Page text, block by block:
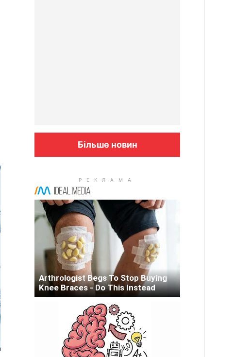
Більше новин
Arthrologist Begs To Stop Buying
Knee Braces - Do This Instead